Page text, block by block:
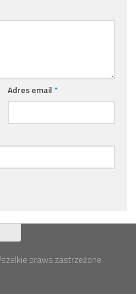
Adres email*
prawa zastrzeżone